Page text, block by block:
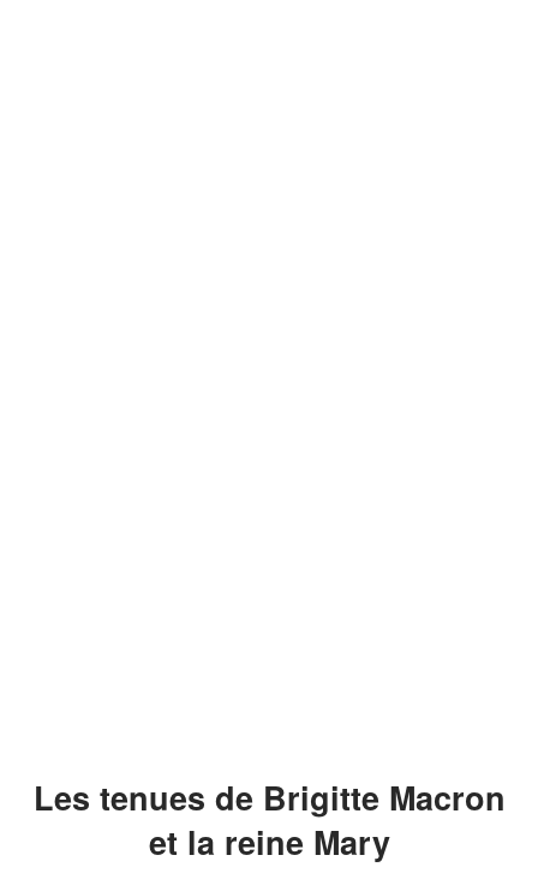
Les tenues de Brigitte Macron
et la reine Mary